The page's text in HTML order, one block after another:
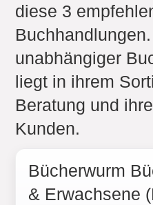
diese 3
unabhängiger
liegt in ihrem
Beratung und
Kunden.
Bücherwurm
& Erwachsene